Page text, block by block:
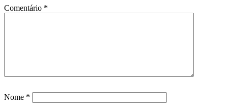
Comentário *
Nome *